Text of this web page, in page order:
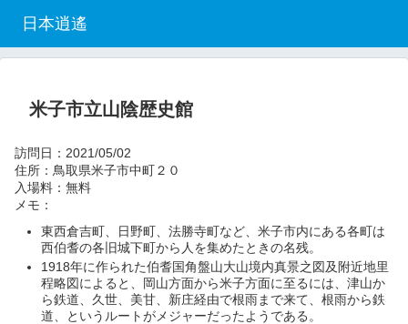
日本逍遙
米子市立山陰歴史館
訪問日：2021/05/02
住所：鳥取県米子市中町２０
入場料：無料
メモ：
東西倉吉町、日野町、法勝寺町など、米子市内にある各町は
西伯耆の各旧城下町から人を集めたときの名残。
1918年に作られた伯耆国角盤山大山境内真景之図及附近地里
程略図によると、岡山方面から米子方面に至るには、津山か
ら鉄道、久世、美甘、新庄経由で根雨まで来て、根雨から鉄
道、というルートがメジャーだったようである。